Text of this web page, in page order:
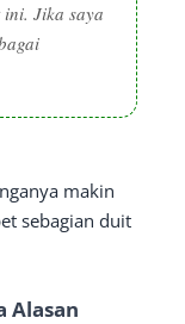
ini. Jika saya
makin
sebagian duit
Alasan